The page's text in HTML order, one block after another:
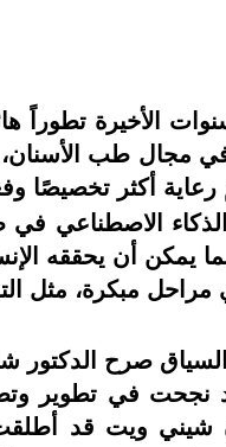
الأخيرة تطوراً
مجال طب الأسنان،
أكثر تخصيصًا
الاصطناعي في
يمكن أن يحققه
مراحل مبكرة، مثل
صرح
نجحت في تطوير
ويت قد أطلقت